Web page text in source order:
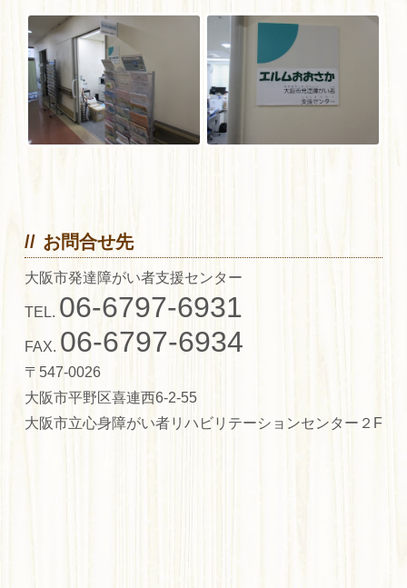
お問合せ先
大阪市発達障がい者支援センター
TEL. 06-6797-6931
FAX. 06-6797-6934
〒547-0026
大阪市平野区喜連西6-2-55
大阪市立心身障がい者リハビリテーションセンター２F